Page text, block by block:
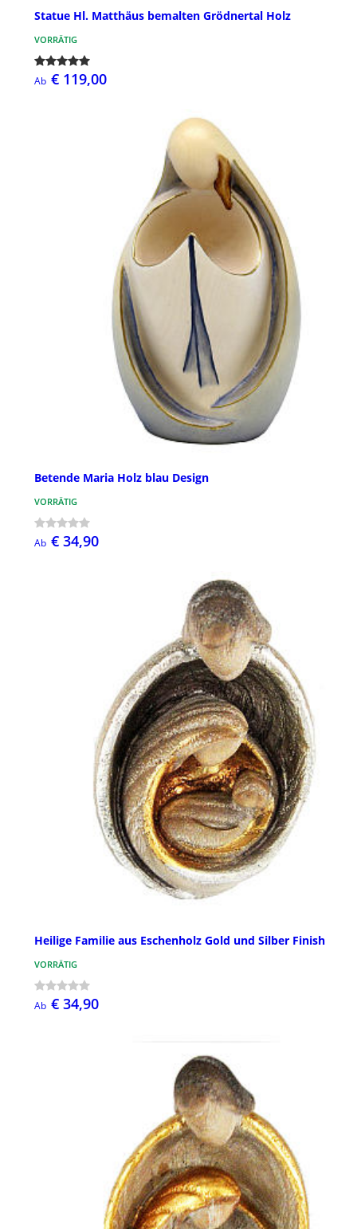
Statue Hl. Matthäus bemalten Grödnertal Holz
VORRÄTIG
Ab € 119,00
Betende Maria Holz blau Design
VORRÄTIG
Ab € 34,90
Heilige Familie aus Eschenholz Gold und Silber Finish
VORRÄTIG
Ab € 34,90